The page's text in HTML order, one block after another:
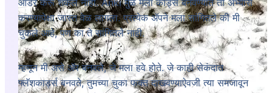
करण्यापेक्षा जास्त वेळ लागला. प्रत्येक ॲपने मला सांगितले की मी
चुकले आहे, पण का ते सांगितले नाही.
म्हणून मी असे ॲप बनवले, जे मला हवे होते. जे काही सेकंदात
फ्लॅशकार्ड्स बनवते, तुमच्या चुका फक्त दाखवण्याऐवजी त्या समजावून